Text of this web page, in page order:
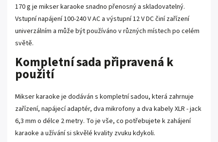
170 g je mikser karaoke snadno přenosný a skladovatelný.
Vstupní napájení 100-240 V AC a výstupní 12 V DC činí zařízení
univerzálním a může být používáno v různých místech po celém
světě.
Kompletní sada připravená k
použití
Mikser karaoke je dodáván s kompletní sadou, která zahrnuje
zařízení, napájecí adaptér, dva mikrofony a dva kabely XLR - jack
6,3 mm o délce 2 metry. To je vše, co potřebujete k zahájení
karaoke a užívání si skvělé kvality zvuku kdykoli.